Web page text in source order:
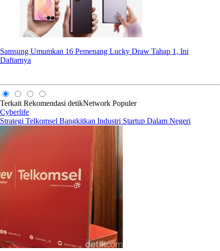
Samsung Umumkan 16 Pemenang Lucky Draw Tahap 1, Ini
Daftarnya
Terkait Rekomendasi detikNetwork Populer
Cyberlife
Strategi Telkomsel Bangkitkan Industri Startup Dalam Negeri